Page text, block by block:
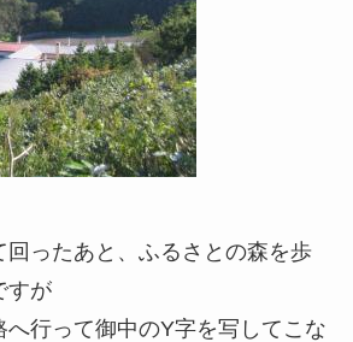
回ったあと、ふるさとの森を歩
すが
へ行って御中のY字を写してこな